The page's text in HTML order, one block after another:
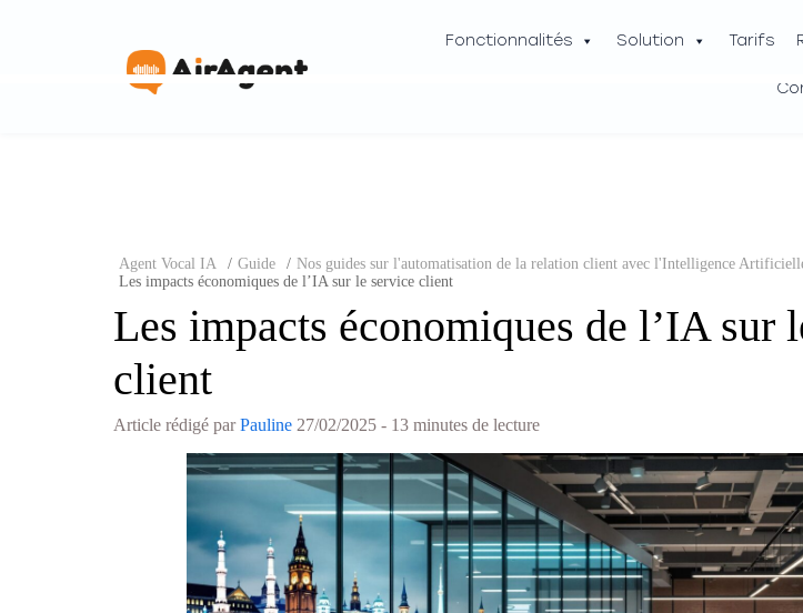
Fonctionnalités Solution Tarifs
Agent Vocal IA / Guide / Nos guides sur l'automatisation de la relation client avec l'Intelligence
Les impacts économiques de l’IA sur le service client
Les impacts économiques de l’IA sur
client
Article rédigé parPauline 27/02/2025 - 13 minutes de lecture